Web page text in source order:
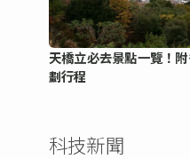
天橋立必去景點一覽！
劃行程
科技新聞